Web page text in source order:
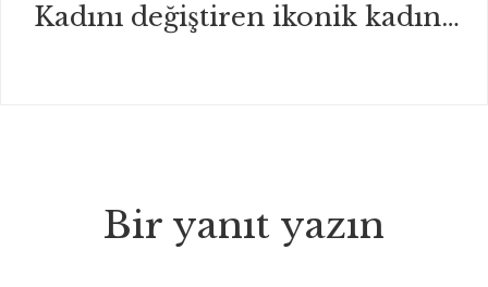
Kadını değiştiren ikonik kadınlar
Bir yanıt yazın